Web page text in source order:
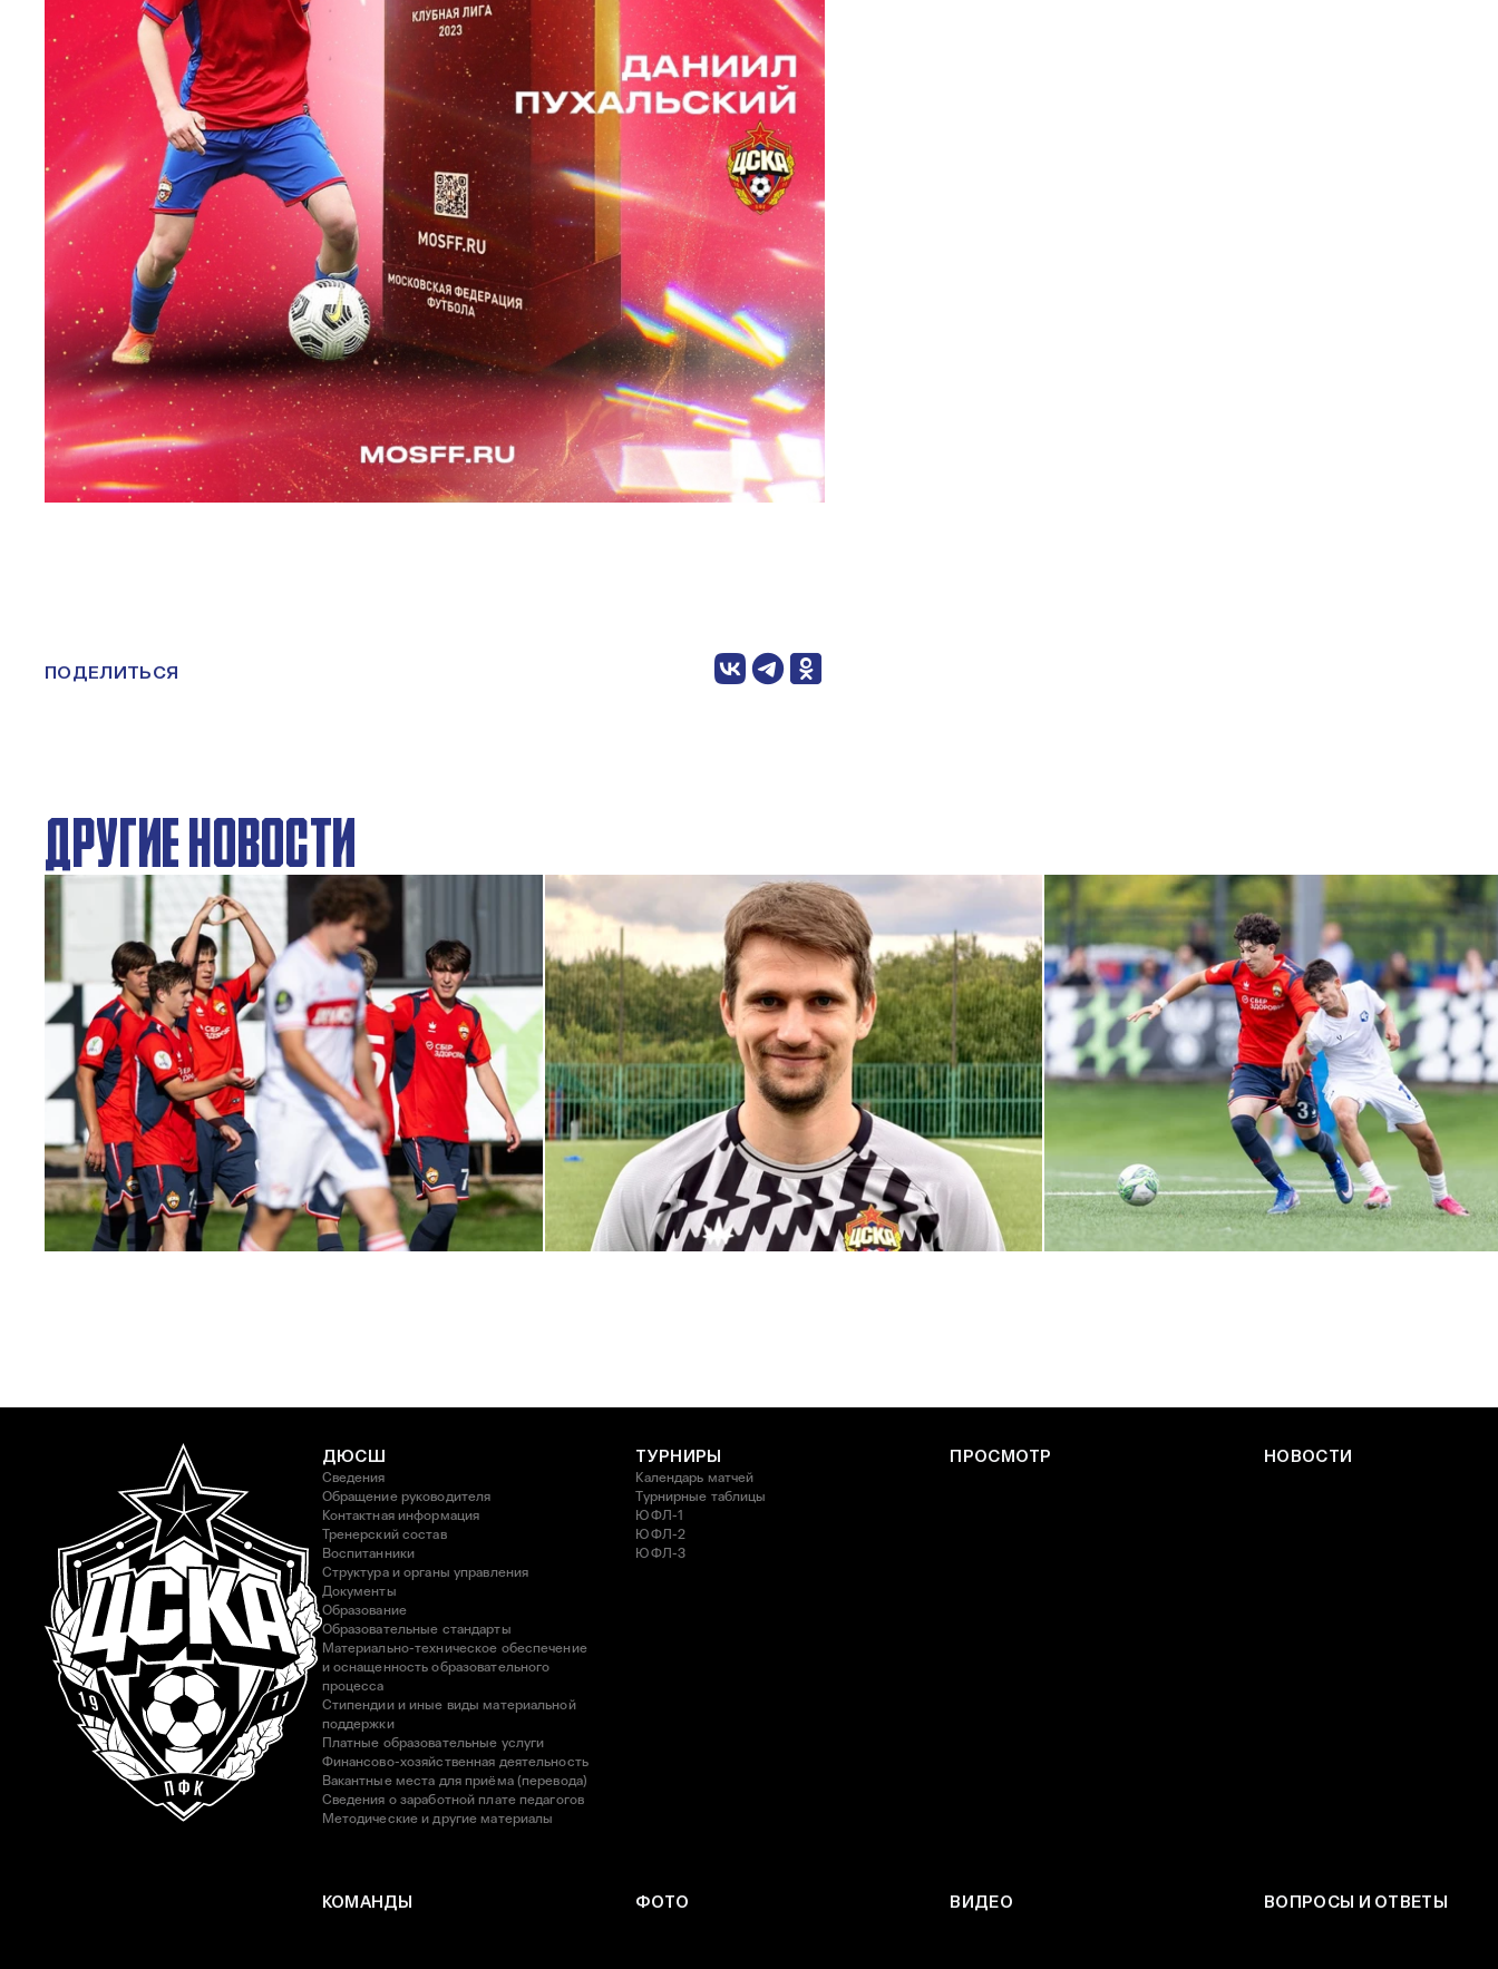
ПОДЕЛИТЬСЯ
ДРУГИЕ НОВОСТИ
ЮФЛ: Московское дерби на «Октябре»
3 АВГУСТА 2026 14:15
С возвращением в родной клуб, Антон Александрович!
27 ИЮЛЯ 2026 14:40
ЮФЛ: Армейцы приняли «Чертаново»
ДЮСШ
Сведения
Обращение руководителя
Контактная информация
Тренерский состав
Воспитанники
Структура и органы управления
Документы
Образование
Образовательные стандарты
Материально-техническое обеспечение
и оснащенность образовательного
процесса
Стипендии и иные виды материальной
поддержки
Платные образовательные услуги
Финансово-хозяйственная деятельность
Вакантные места для приёма (перевода)
Сведения о заработной плате педагогов
Методические и другие материалы
ТУРНИРЫ
Календарь матчей
Турнирные таблицы
ЮФЛ-1
ЮФЛ-2
ЮФЛ-3
ПРОСМОТР НОВОСТИ
КОМАНДЫ ФОТО ВИДЕО ВОПРОСЫ И ОТВЕТЫ